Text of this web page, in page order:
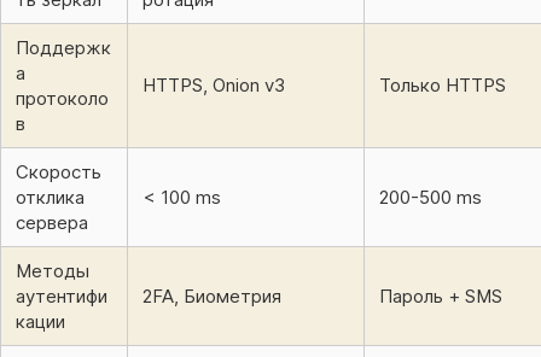
Поддержк
а
протоколо
в
HTTPS, Onion v3 Только HTTPS
Скорость
отклика
сервера
< 100 ms 200-500 ms
Методы
аутентифи
кации
2FA, Биометрия Пароль + SMS